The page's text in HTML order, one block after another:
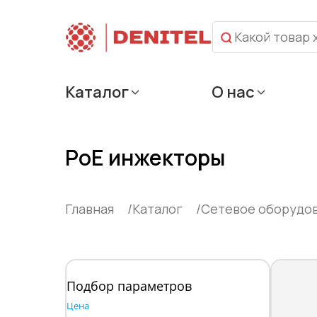
Каталог О нас
PoE инжекторы
Главная Каталог Сетевое
Подбор параметров
Цена